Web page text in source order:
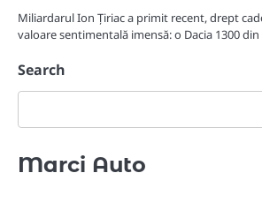
Miliardarul Ion Țiriac a primit recent, drept
valoare sentimentală imensă: o Dacia 1300
Search
Marci Auto